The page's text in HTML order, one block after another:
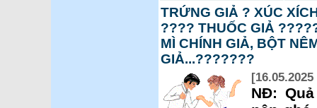
TRỨNG GIẢ ? XÚC
???? THUỐC GIẢ
MÌ CHÍNH GIẢ, BỘT
GIẢ...???????
[16.05.2025
NĐ: